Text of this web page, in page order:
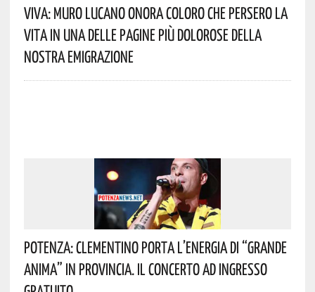
Viva: Muro Lucano Onora Coloro Che Persero La
Vita In Una Delle Pagine Più Dolorose Della
Nostra Emigrazione
Potenza: Clementino Porta L’energia Di “Grande
Anima” In Provincia. Il Concerto Ad Ingresso